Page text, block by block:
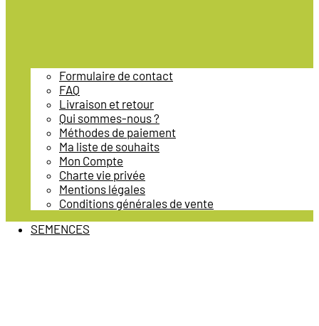
Formulaire de contact
FAQ
Livraison et retour
Qui sommes-nous ?
Méthodes de paiement
Ma liste de souhaits
Mon Compte
Charte vie privée
Mentions légales
Conditions générales de vente
SEMENCES